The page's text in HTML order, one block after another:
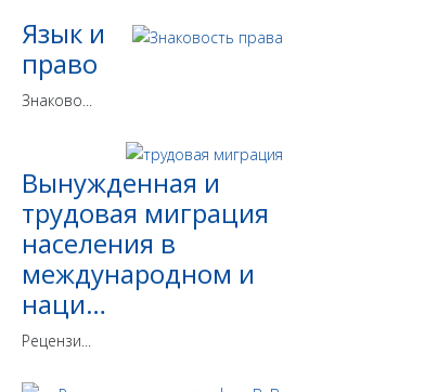
Язык и
право
Знаково...
Вынужденная и
трудовая миграция
населения в
международном и
наци…
Рецензи...